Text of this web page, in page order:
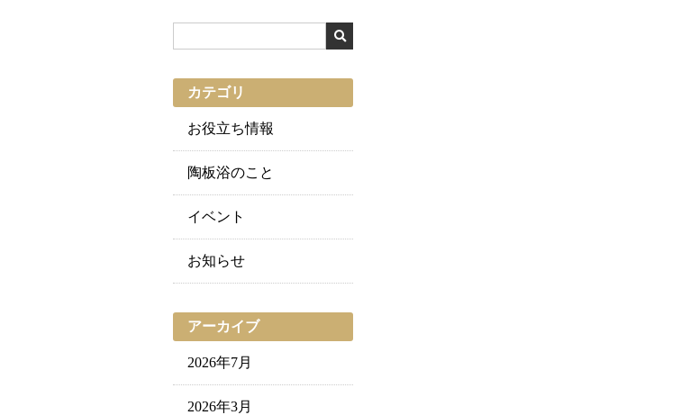
カテゴリ
お役立ち情報
陶板浴のこと
イベント
お知らせ
アーカイブ
2026年7月
2026年3月